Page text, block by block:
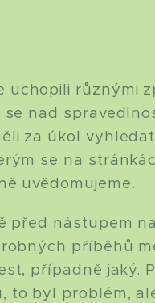
uchopili různými
nad
za úkol
se na
uvědomujeme.
před nástupem
příběhů
případně jaký.
to byl problém,